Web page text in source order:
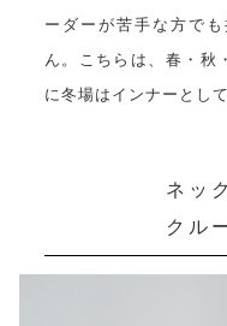
ーダーが苦手な方で
ん。こちらは、春・秋
に冬場はインナーとし
ネッ
クル